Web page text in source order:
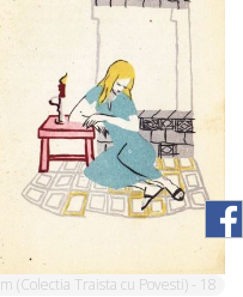
(Colectia Traista cu Povesti) - 18